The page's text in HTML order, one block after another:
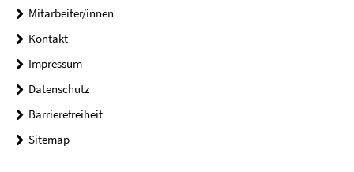
Mitarbeiter/innen
Kontakt
Impressum
Datenschutz
Barrierefreiheit
Sitemap